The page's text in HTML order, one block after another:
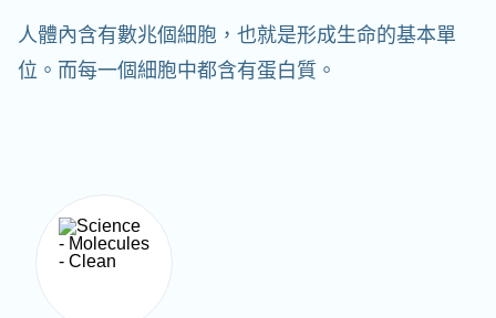
人體內含有數兆個細胞，也就是形成生命的基本單
位。而每一個細胞中都含有蛋白質。